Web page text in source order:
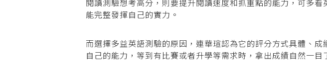
閱讀測驗想考高分，則要提升閱讀速度和抓重點的能力，可多
能完整發揮自己的實力。
而選擇多益英語測驗的原因，連華瑄認為它的評分方式具體、
自己的能力，等到有比賽或者升學等需求時，拿出成績自然一目